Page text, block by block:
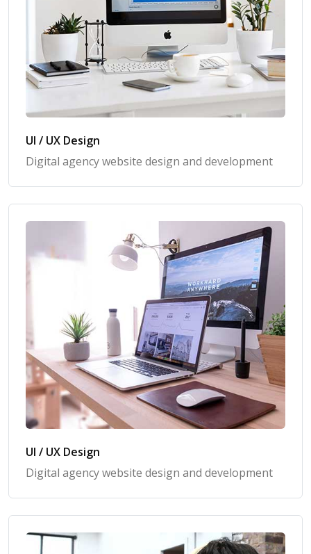
UI / UX Design
Digital agency website design and development
UI / UX Design
Digital agency website design and development